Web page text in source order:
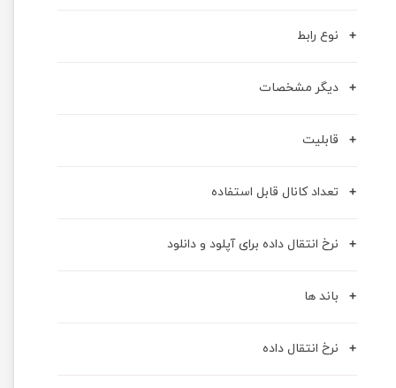
نوع رابط
دیگر مشخصات
قابلیت
تعداد کانال قابل استفاده
نرخ انتقال داده برای آپلود و دانلود
باند ها
نرخ انتقال داده